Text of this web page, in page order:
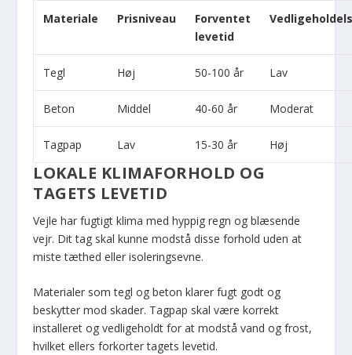
Materiale Prisniveau
Forventet
levetid
Tegl Høj 50-100 år Lav
Beton Middel 40-60 år Moderat
Tagpap Lav 15-30 år Høj
LOKALE KLIMAFORHOLD OG
TAGETS LEVETID
Vejle har fugtigt klima med hyppig regn og blæsende
vejr. Dit tag skal kunne modstå disse forhold uden at
miste tæthed eller isoleringsevne.
Materialer som tegl og beton klarer fugt godt og
beskytter mod skader. Tagpap skal være korrekt
installeret og vedligeholdt for at modstå vand og frost,
hvilket ellers forkorter tagets levetid.